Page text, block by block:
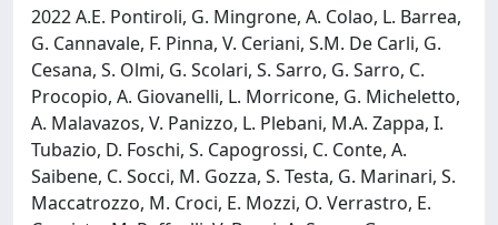
2022 A.E. Pontiroli, G. Mingrone, A. Colao, L. Barrea,
G. Cannavale, F. Pinna, V. Ceriani, S.M. De Carli, G.
Cesana, S. Olmi, G. Scolari, S. Sarro, G. Sarro, C.
Procopio, A. Giovanelli, L. Morricone, G. Micheletto,
A. Malavazos, V. Panizzo, L. Plebani, M.A. Zappa, I.
Tubazio, D. Foschi, S. Capogrossi, C. Conte, A.
Saibene, C. Socci, M. Gozza, S. Testa, G. Marinari, S.
Maccatrozzo, M. Croci, E. Mozzi, O. Verrastro, E.